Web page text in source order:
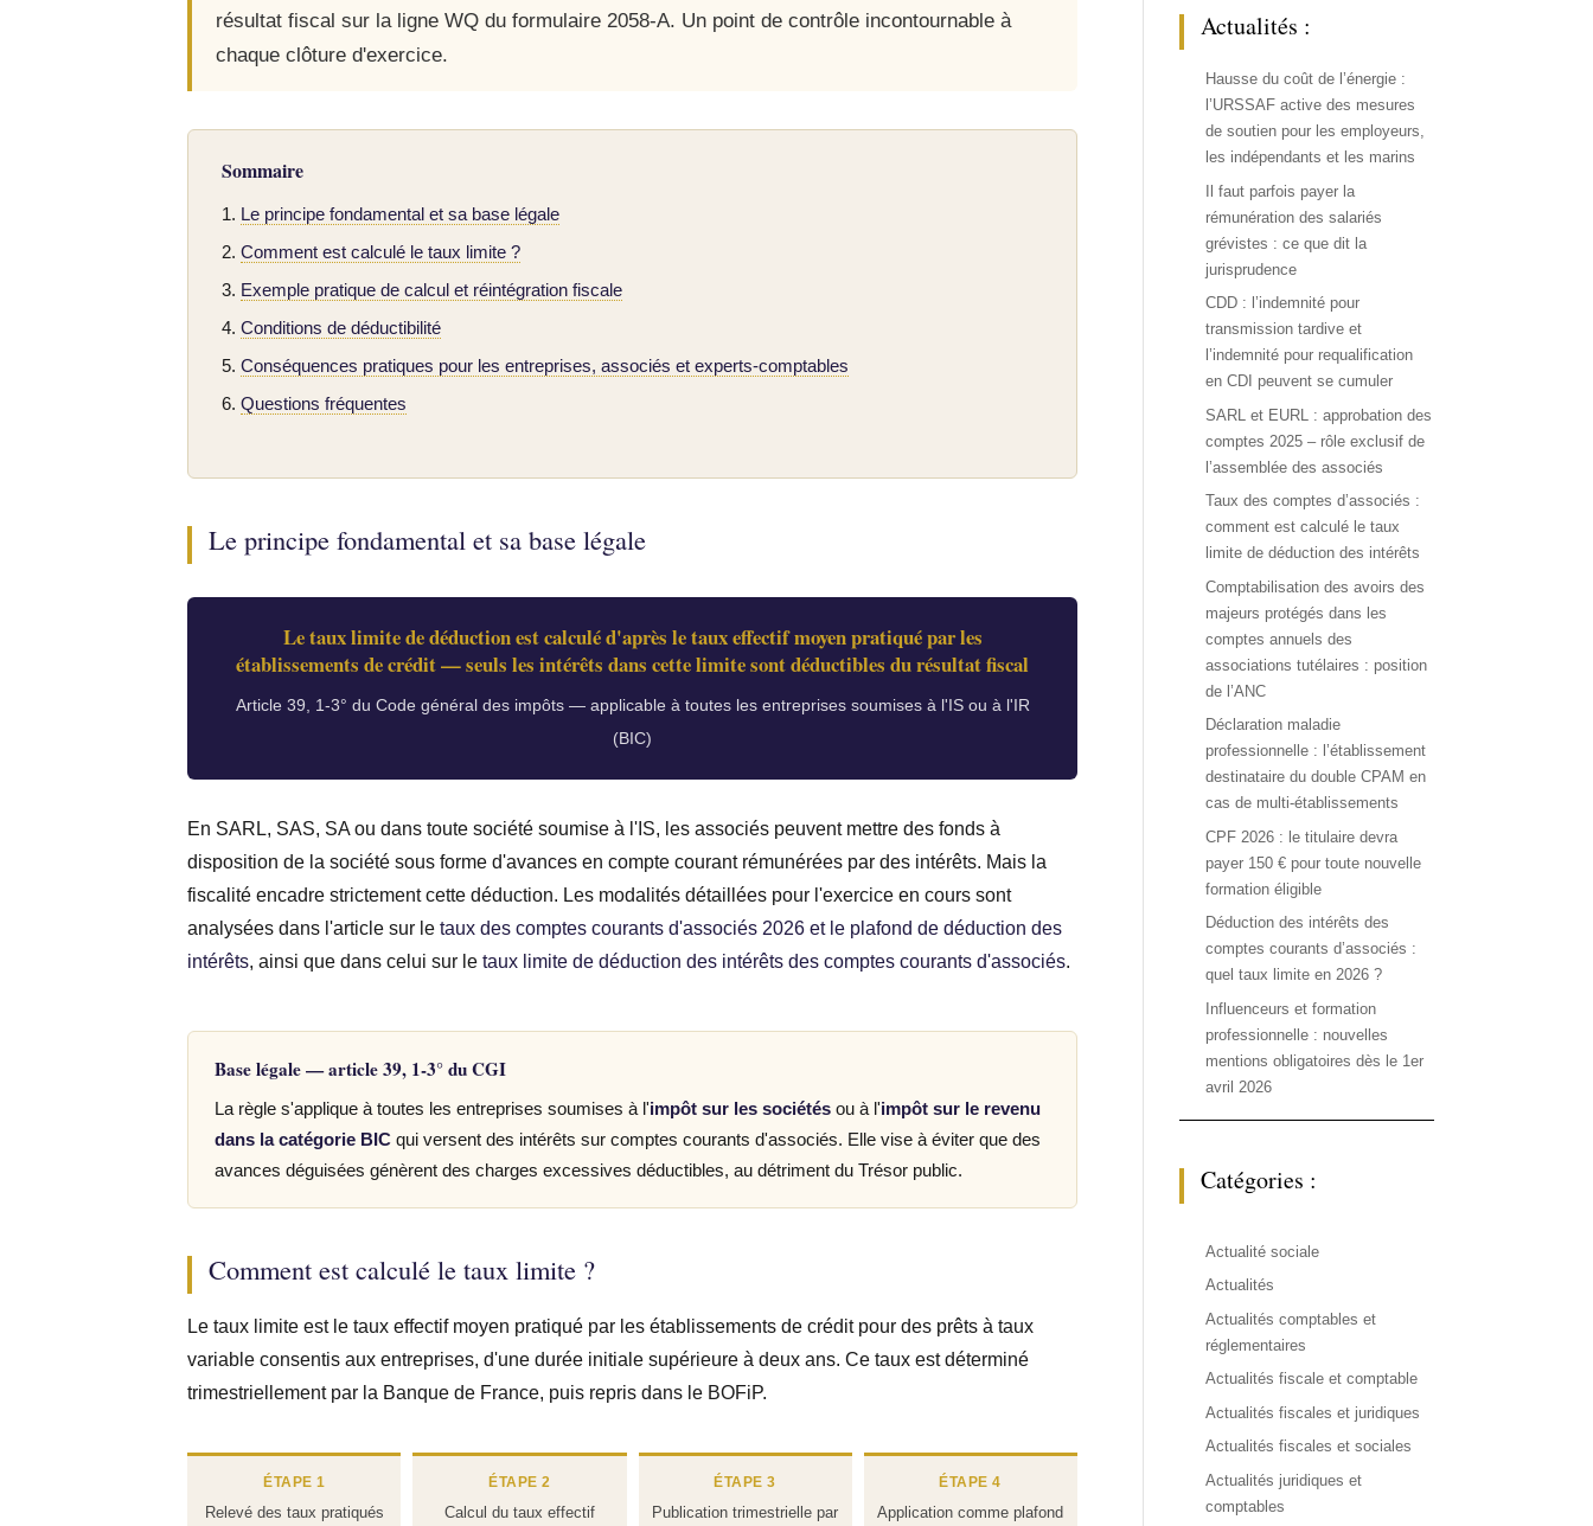
résultat fiscal sur la ligne WQ du formulaire 2058-A. Un point de contrôle incontournable à
chaque clôture d'exercice.
Sommaire
Le principe fondamental et sa base légale
Comment est calculé le taux limite ?
Exemple pratique de calcul et réintégration fiscale
Conditions de déductibilité
Conséquences pratiques pour les entreprises, associés et experts-comptables
Questions fréquentes
Le principe fondamental et sa base légale
Le taux limite de déduction est calculé d'après le taux effectif moyen pratiqué par les
établissements de crédit — seuls les intérêts dans cette limite sont déductibles du résultat fiscal
Article 39, 1-3° du Code général des impôts — applicable à toutes les entreprises soumises à l'IS ou à l'IR
(BIC)
En SARL, SAS, SA ou dans toute société soumise à l'IS, les associés peuvent mettre des fonds à
disposition de la société sous forme d'avances en compte courant rémunérées par des intérêts. Mais la
fiscalité encadre strictement cette déduction. Les modalités détaillées pour l'exercice en cours sont
analysées dans l'article sur letaux des comptes courants d'associés 2026 et le plafond de déduction des
intérêts, ainsi que dans celui sur letaux limite de déduction des intérêts des comptes courants d'associés.
Base légale — article 39, 1-3° du CGI
La règle s'applique à toutes les entreprises soumises à l'impôt sur les sociétés ou à l'impôt sur le revenu
dans la catégorie BIC qui versent des intérêts sur comptes courants d'associés. Elle vise à éviter que des
avances déguisées génèrent des charges excessives déductibles, au détriment du Trésor public.
Comment est calculé le taux limite ?
Le taux limite est le taux effectif moyen pratiqué par les établissements de crédit pour des prêts à taux
variable consentis aux entreprises, d'une durée initiale supérieure à deux ans. Ce taux est déterminé
trimestriellement par la Banque de France, puis repris dans le BOFiP.
ÉTAPE 1
Relevé des taux pratiqués
ÉTAPE 2
Calcul du taux effectif
ÉTAPE 3
Publication trimestrielle par
ÉTAPE 4
Application comme plafond
Actualités :
Hausse du coût de l’énergie :
l’URSSAF active des mesures
de soutien pour les employeurs,
les indépendants et les marins
Il faut parfois payer la
rémunération des salariés
grévistes : ce que dit la
jurisprudence
CDD : l’indemnité pour
transmission tardive et
l’indemnité pour requalification
en CDI peuvent se cumuler
SARL et EURL : approbation des
comptes 2025 – rôle exclusif de
l’assemblée des associés
Taux des comptes d’associés :
comment est calculé le taux
limite de déduction des intérêts
Comptabilisation des avoirs des
majeurs protégés dans les
comptes annuels des
associations tutélaires : position
de l’ANC
Déclaration maladie
professionnelle : l’établissement
destinataire du double CPAM en
cas de multi-établissements
CPF 2026 : le titulaire devra
payer 150 € pour toute nouvelle
formation éligible
Déduction des intérêts des
comptes courants d’associés :
quel taux limite en 2026 ?
Influenceurs et formation
professionnelle : nouvelles
mentions obligatoires dès le 1er
avril 2026
Catégories :
Actualité sociale
Actualités
Actualités comptables et
réglementaires
Actualités fiscale et comptable
Actualités fiscales et juridiques
Actualités fiscales et sociales
Actualités juridiques et
comptables